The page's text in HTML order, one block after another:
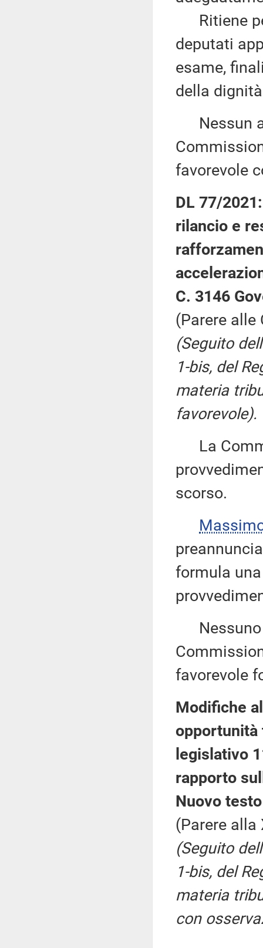
Ritiene
deputati
esame,
della
Nessun
favorevole
DL 77/
rilancio e
C. 3146
(Parere alle
(Seguito
1-bis, del
materia
favorevole).
La
scorso.
formula
Nessuno
favorevole
Modifiche
opportunità
legislativo
rapporto
Nuovo
(Parere alla
(Seguito
1-bis, del
materia
con